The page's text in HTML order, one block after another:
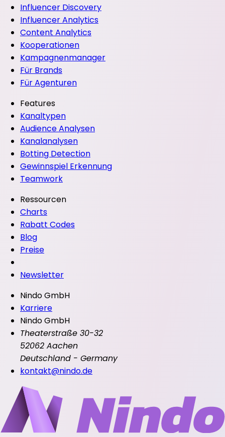
Influencer Discovery
Influencer Analytics
Content Analytics
Kooperationen
Kampagnenmanager
Für Brands
Für Agenturen
Features
Kanaltypen
Audience Analysen
Kanalanalysen
Botting Detection
Gewinnspiel Erkennung
Teamwork
Ressourcen
Charts
Rabatt Codes
Blog
Preise
Newsletter
Nindo GmbH
Karriere
Nindo GmbH
Theaterstraße 30-32
52062 Aachen
Deutschland - Germany
kontakt@nindo.de